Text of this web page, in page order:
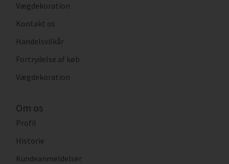
Vægdekoration
Kontakt os
Handelsvilkår
Fortrydelse af køb
Vægdekoration
Om os
Profil
Historie
Kundeanmeldelser